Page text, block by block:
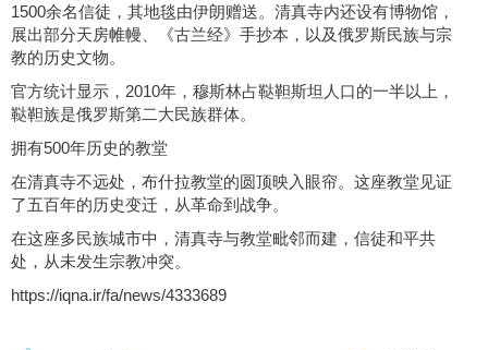
1500余名信徒，其地毯由伊朗赠送。清真寺内还设有博物馆，
展出部分天房帷幔、《古兰经》手抄本，以及俄罗斯民族与宗
教的历史文物。
官方统计显示，2010年，穆斯林占鞑靼斯坦人口的一半以上，
鞑靼族是俄罗斯第二大民族群体。
拥有500年历史的教堂
在清真寺不远处，布什拉教堂的圆顶映入眼帘。这座教堂见证
了五百年的历史变迁，从革命到战争。
在这座多民族城市中，清真寺与教堂毗邻而建，信徒和平共
处，从未发生宗教冲突。
https://iqna.ir/fa/news/4333689